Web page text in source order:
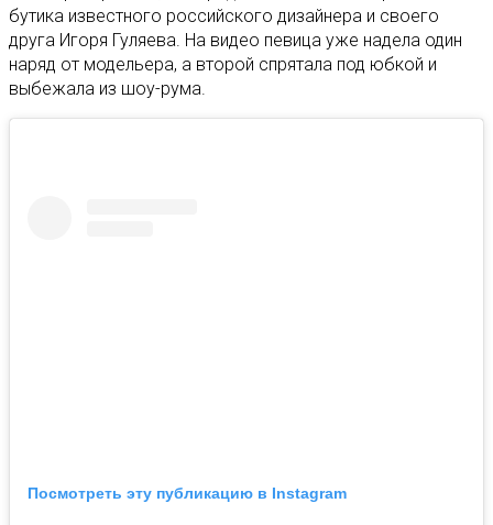
бутика известного российского дизайнера и своего
друга Игоря Гуляева. На видео певица уже надела один
наряд от модельера, а второй спрятала под юбкой и
выбежала из шоу-рума.
Посмотреть эту публикацию в Instagram